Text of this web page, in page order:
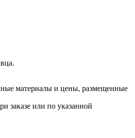
материалы и цены, размещенные
заказе или по указанной